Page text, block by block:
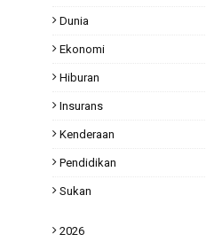
Dunia
Ekonomi
Hiburan
Insurans
Kenderaan
Pendidikan
Sukan
2026